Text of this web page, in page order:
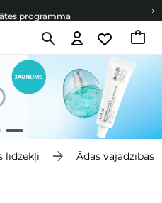
programma
no 49,00 €
programma
no 49,00 €
līdzekļi Ādas vajadzības